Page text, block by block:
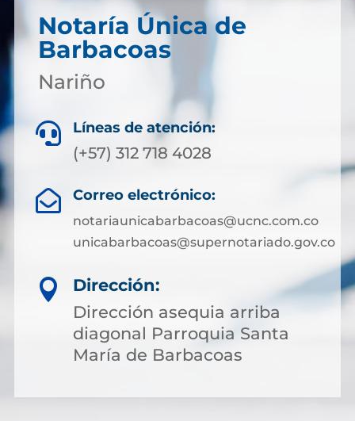
Notaría Única de
Barbacoas
Nariño
 Líneas de atención:
(+57) 312 718 4028
 Correo electrónico:
notariaunicabarbacoas@ucnc.com.co
unicabarbacoas@supernotariado.gov.co

Dirección:
Dirección asequia arriba
diagonal Parroquia Santa
María de Barbacoas